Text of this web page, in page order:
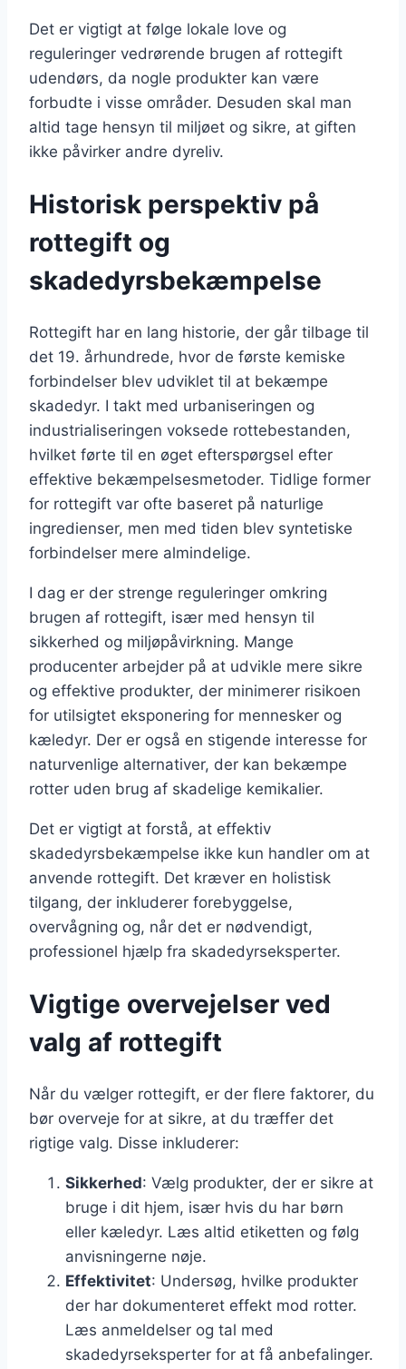
Det er vigtigt at følge lokale love og
reguleringer vedrørende brugen af rottegift
udendørs, da nogle produkter kan være
forbudte i visse områder. Desuden skal man
altid tage hensyn til miljøet og sikre, at giften
ikke påvirker andre dyreliv.
Historisk perspektiv på
rottegift og
skadedyrsbekæmpelse
Rottegift har en lang historie, der går tilbage til
det 19. århundrede, hvor de første kemiske
forbindelser blev udviklet til at bekæmpe
skadedyr. I takt med urbaniseringen og
industrialiseringen voksede rottebestanden,
hvilket førte til en øget efterspørgsel efter
effektive bekæmpelsesmetoder. Tidlige former
for rottegift var ofte baseret på naturlige
ingredienser, men med tiden blev syntetiske
forbindelser mere almindelige.
I dag er der strenge reguleringer omkring
brugen af rottegift, især med hensyn til
sikkerhed og miljøpåvirkning. Mange
producenter arbejder på at udvikle mere sikre
og effektive produkter, der minimerer risikoen
for utilsigtet eksponering for mennesker og
kæledyr. Der er også en stigende interesse for
naturvenlige alternativer, der kan bekæmpe
rotter uden brug af skadelige kemikalier.
Det er vigtigt at forstå, at effektiv
skadedyrsbekæmpelse ikke kun handler om at
anvende rottegift. Det kræver en holistisk
tilgang, der inkluderer forebyggelse,
overvågning og, når det er nødvendigt,
professionel hjælp fra skadedyrseksperter.
Vigtige overvejelser ved
valg af rottegift
Når du vælger rottegift, er der flere faktorer, du
bør overveje for at sikre, at du træffer det
rigtige valg. Disse inkluderer:
Sikkerhed: Vælg produkter, der er sikre at
bruge i dit hjem, især hvis du har børn
eller kæledyr. Læs altid etiketten og følg
anvisningerne nøje.
Effektivitet: Undersøg, hvilke produkter
der har dokumenteret effekt mod rotter.
Læs anmeldelser og tal med
skadedyrseksperter for at få anbefalinger.